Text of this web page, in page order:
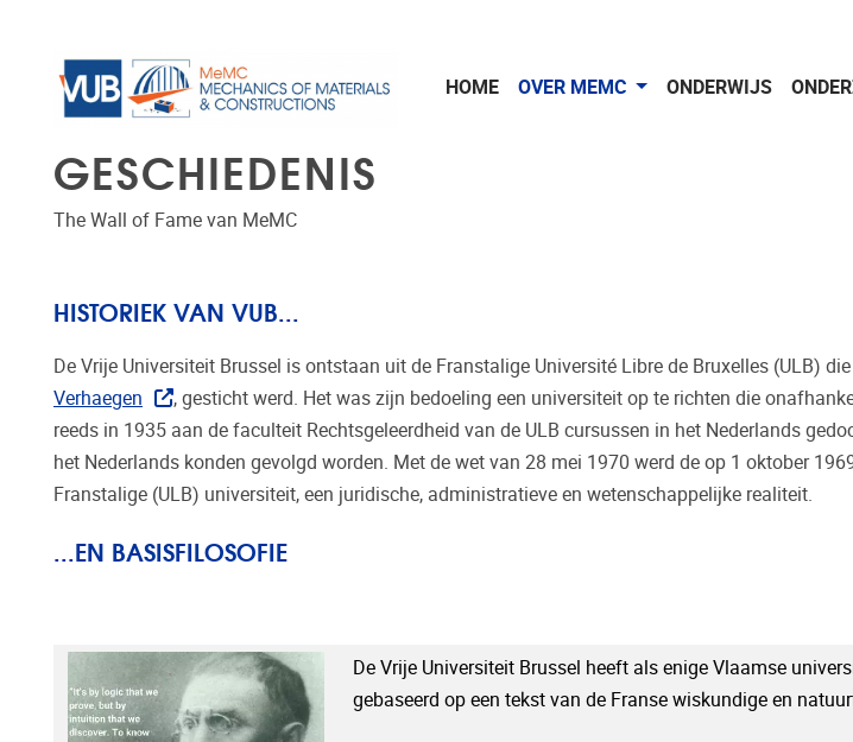
HOME OVER MEMC ONDERWIJS
GESCHIEDENIS
The Wall of Fame van MeMC
HISTORIEK VAN VUB...
De Vrije Universiteit Brussel is ontstaan uit de Franstalige Université Libre de Bruxelles (ULB)
Verhaegen
, gesticht werd. Het was zijn bedoeling een universiteit op te richten die
reeds in 1935 aan de faculteit Rechtsgeleerdheid van de ULB cursussen in het Nederlands
het Nederlands konden gevolgd worden. Met de wet van 28 mei 1970 werd de op 1 oktober
Franstalige (ULB) universiteit, een juridische, administratieve en wetenschappelijke realiteit.
...EN BASISFILOSOFIE
De Vrije Universiteit Brussel heeft als enige Vlaamse
gebaseerd op een tekst van de Franse wiskundige en